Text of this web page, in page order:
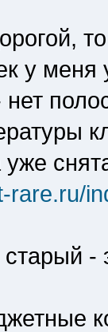
у меня
нет
rare.ru/
старый